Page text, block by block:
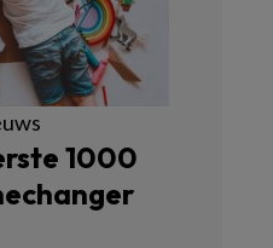
1000